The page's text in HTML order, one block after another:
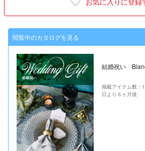
閲覧中のカタログを見る
結婚祝い
掲載アイテム数
日より６ヶ月後